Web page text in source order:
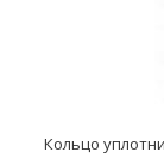
Кольцо
Кольцо